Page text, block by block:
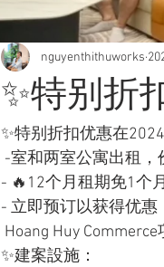
✨特别折
nguyenthithuworks
✨特别折扣优惠在
-室和两室公寓出租，
- 🔥12个月租期免1个
- 立即预订以获得优惠
Hoang Huy
✨建案設施：